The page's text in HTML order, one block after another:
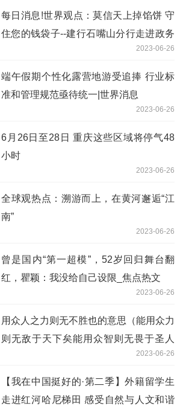
每日消息!世界观点：莫信天上掉馅饼 守
住您的钱袋子--建行石嘴山分行走进政务
大厅开展金融知识教育活动 焦点播报|当
前滚动 天天热议
2023-06-26
端午假期个性化露营地游受追捧 行业标
准和管理规范亟待统一|世界消息
2023-06-26
6月26日至28日 重庆这些区域将停气48
小时
2023-06-26
全球观热点：溯游而上，在黄河邂逅“江
南”
2023-06-26
曾是国内“第一超模”，52岁回归舞台翻
红，瞿颖：我没给自己设限_焦点热文
2023-06-26
用众人之力则无不胜也的意思（能用众力
则无敌于天下矣能用众智则无畏于圣人
2023-06-26
【我在中国挺好的·第二季】外籍留学生
走进红河哈尼梯田 感受自然与人文和谐